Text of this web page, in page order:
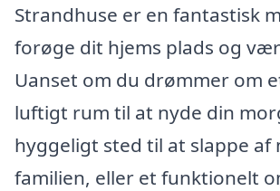
Strandhuse er en fantastisk
forøge dit hjems plads og
Uanset om du drømmer om
luftigt rum til at nyde din
hyggeligt sted til at slappe af
familien, eller et funktionelt